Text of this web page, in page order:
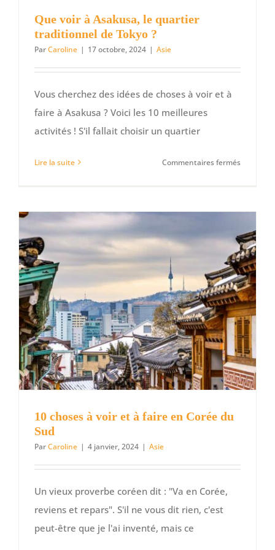
Que voir à Asakusa, le quartier
traditionnel de Tokyo ?
ParCaroline | 17 octobre, 2024 | Asie
Vous cherchez des idées de choses à voir et à
faire à Asakusa ? Voici les 10 meilleures
activités ! S'il fallait choisir un quartier
Lire la suite Commentaires ferméssur
le
quartier
de
Tokyo
?
10 choses à voir et à faire en Corée du
Sud
ParCaroline | 4 janvier, 2024 | Asie
Un vieux proverbe coréen dit : "Va en Corée,
reviens et repars". S'il ne vous dit rien, c'est
peut-être que je l'ai inventé, mais ce